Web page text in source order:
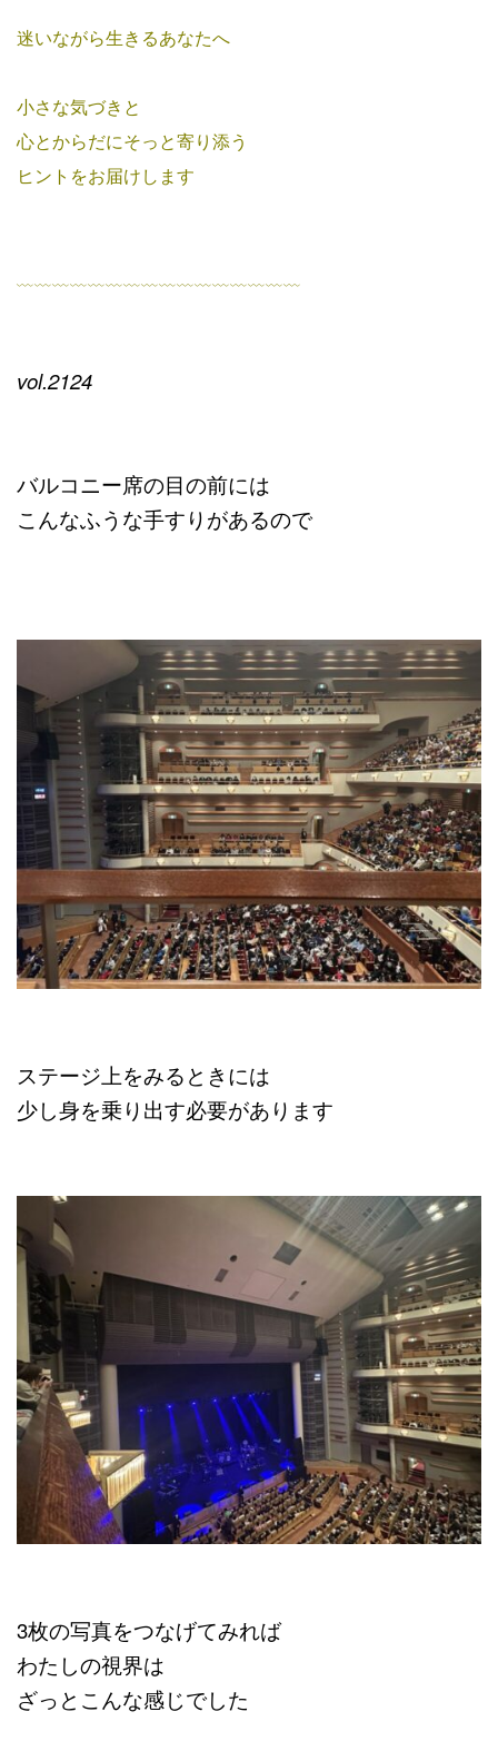
迷いながら生きるあなたへ
小さな気づきと
心とからだにそっと寄り添う
ヒントをお届けします
﹏﹏﹏﹏﹏﹏﹏﹏﹏﹏﹏﹏﹏﹏﹏﹏
vol.2124
バルコニー席の目の前には
こんなふうな手すりがあるので
ステージ上をみるときには
少し身を乗り出す必要があります
3枚の写真をつなげてみれば
わたしの視界は
ざっとこんな感じでした